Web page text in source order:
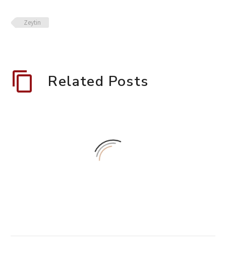
Zeytin
Related Posts
Bademli Yeşil Zeytin Nasıl